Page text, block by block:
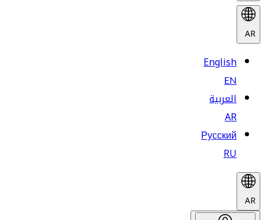
AR
English
EN
العربية
AR
Русский
RU
AR